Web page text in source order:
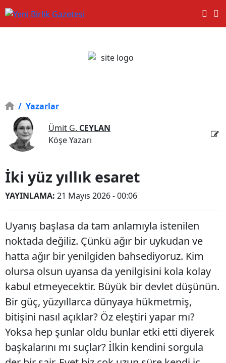
/ Yazarlar
Ümit G. CEYLAN
Köşe Yazarı
İki yüz yıllık esaret
YAYINLAMA: 21 Mayıs 2026 - 00:06
Uyanış başlasa da tam anlamıyla istenilen
noktada değiliz. Çünkü ağır bir uykudan ve
hatta ağır bir yenilgiden bahsediyoruz. Kim
olursa olsun uyansa da yenilgisini kola kolay
kabul etmeyecektir. Büyük bir devlet düşünün.
Bir güç, yüzyıllarca dünyaya hükmetmiş,
bitişini nasıl açıklar? Öz eleştiri yapar mı?
Yoksa hep şunlar oldu bunlar etki etti diyerek
başkalarını mı suçlar? İlkin kendini sorgula